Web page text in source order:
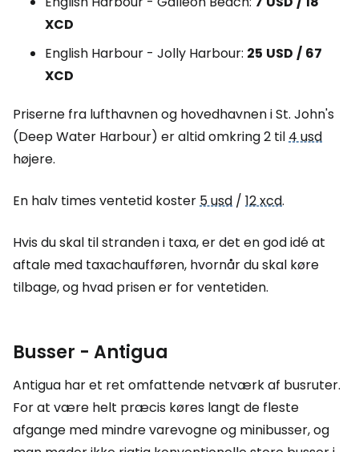
XCD
English Harbour - Jolly Harbour: 25 USD / 67
XCD
Priserne fra lufthavnen og hovedhavnen i St. John's
(Deep Water Harbour) er altid omkring 2 til4 usd
højere.
En halv times ventetid koster5 usd / 12 xcd.
Hvis du skal til stranden i taxa, er det en god idé at
aftale med taxachaufføren, hvornår du skal køre
tilbage, og hvad prisen er for ventetiden.
Busser - Antigua
Antigua har et ret omfattende netværk af busruter.
For at være helt præcis køres langt de fleste
afgange med mindre varevogne og minibusser, og